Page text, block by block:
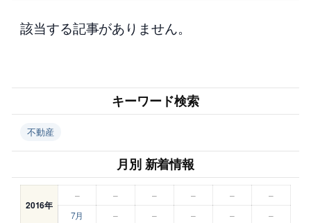
該当する記事がありません。
キーワード検索
不動産
月別 新着情報
2016年
– – – – –
–
7月
– – – – –